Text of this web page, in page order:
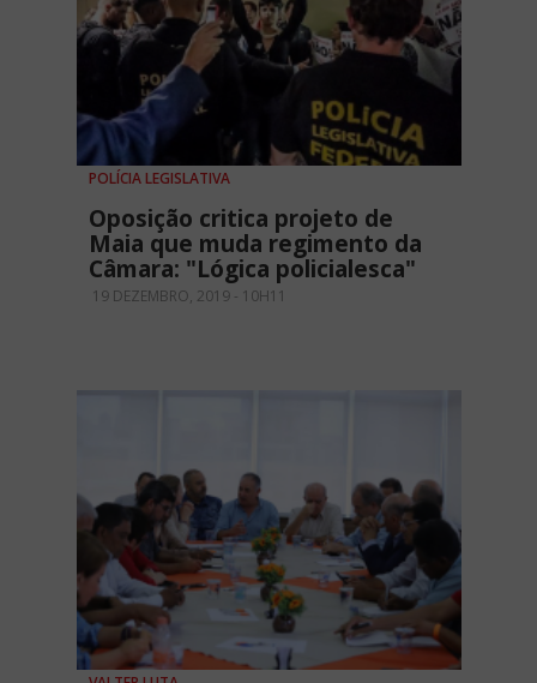
POLÍCIA LEGISLATIVA
Oposição critica projeto de
Maia que muda regimento da
Câmara: "Lógica policialesca"
19 DEZEMBRO, 2019 - 10H11